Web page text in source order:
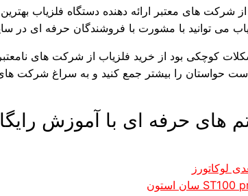
از شرکت های معتبر ارائه دهنده دستگاه فلزیاب
می توانید با مشورت با فروشندگان حرفه ای در
کوچکی بود از خرید فلزیاب از شرکت های
حواستان را بیشتر جمع کنید و به سراغ شرکت های
های حرفه ای با آموزش
لوکاتورز